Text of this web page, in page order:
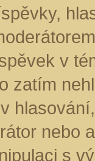
v
zatím
nebo
s